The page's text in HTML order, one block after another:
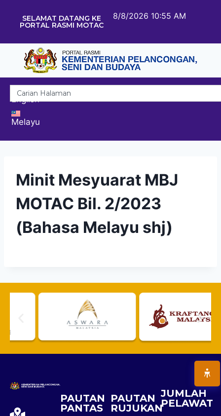
SELAMAT DATANG KE
PORTAL RASMI MOTAC
8/8/2026 10:55 AM
English
Melayu
Minit Mesyuarat MBJ
MOTAC Bil. 2/2023
(Bahasa Melayu shj)
PAUTAN
PANTAS
PAUTAN
RUJUKAN
JUMLAH
PELAWAT